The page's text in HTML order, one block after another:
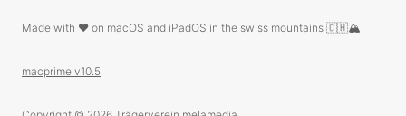
Made with ❤️ on macOS and iPadOS in the swiss mountains 🇨🇭🏔
macprime v10.5